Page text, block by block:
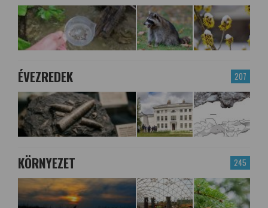
207
ÉVEZREDEK
245
KÖRNYEZET